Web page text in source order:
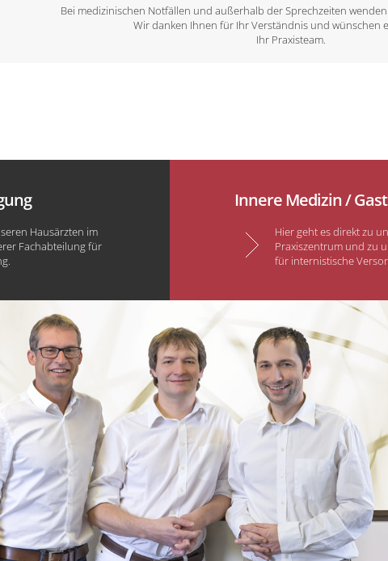
Bei medizinischen Notfällen und außerhalb der Sprechzeiten
Wir danken Ihnen für Ihr Verständnis und wünschen
Ihr Praxisteam.
Hausärzten im
Fachabteilung für
Innere Medizin /
Hier geht es direkt zu
Praxiszentrum und zu
für internistische